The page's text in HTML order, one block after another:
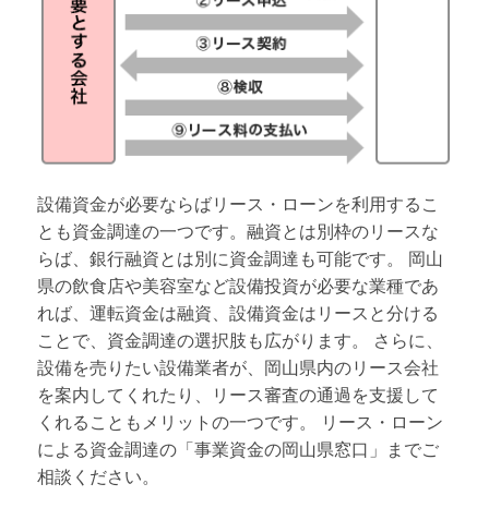
設備資金が必要ならばリース・ローンを利用するこ
とも資金調達の一つです。融資とは別枠のリースな
らば、銀行融資とは別に資金調達も可能です。 岡山
県の飲食店や美容室など設備投資が必要な業種であ
れば、運転資金は融資、設備資金はリースと分ける
ことで、資金調達の選択肢も広がります。 さらに、
設備を売りたい設備業者が、岡山県内のリース会社
を案内してくれたり、リース審査の通過を支援して
くれることもメリットの一つです。 リース・ローン
による資金調達の「事業資金の岡山県窓口」までご
相談ください。